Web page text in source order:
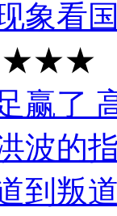
象看
赢了
波的
到叛